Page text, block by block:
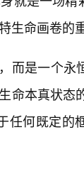
生命画卷的
而是一个
命本真状态
任何既定的